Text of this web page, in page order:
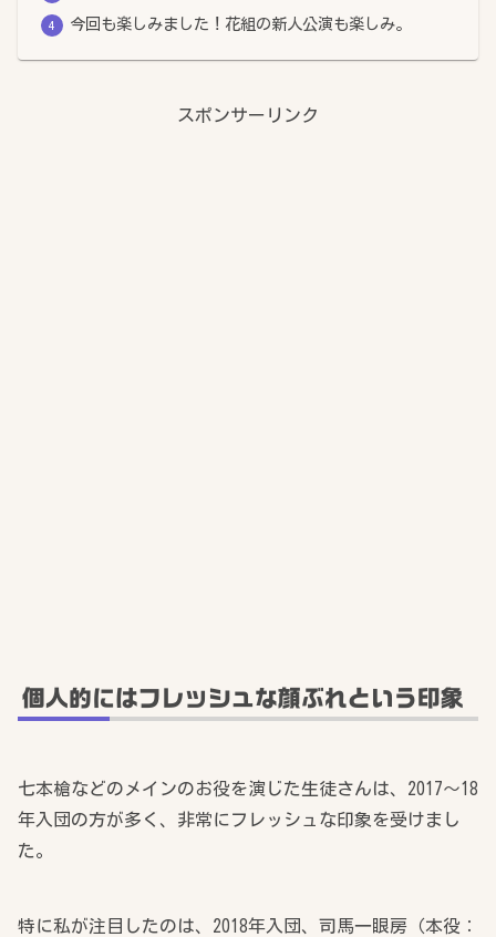
今回も楽しみました！花組の新人公演も楽しみ。
スポンサーリンク
個人的にはフレッシュな顔ぶれという印象
七本槍などのメインのお役を演じた生徒さんは、2017～18
年入団の方が多く、非常にフレッシュな印象を受けまし
た。
特に私が注目したのは、2018年入団、司馬一眼房（本役：